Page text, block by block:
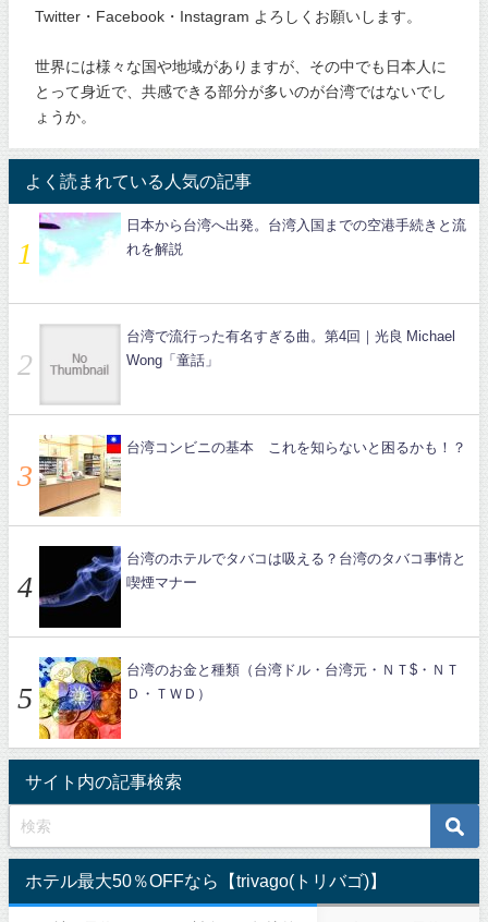
Twitter・Facebook・Instagram よろしくお願いします。
世界には様々な国や地域がありますが、その中でも日本人に
とって身近で、共感できる部分が多いのが台湾ではないでし
ょうか。
よく読まれている人気の記事
日本から台湾へ出発。台湾入国までの空港手続きと流
れを解説
台湾で流行った有名すぎる曲。第4回｜光良 Michael
Wong「童話」
台湾コンビニの基本 これを知らないと困るかも！？
台湾のホテルでタバコは吸える？台湾のタバコ事情と
喫煙マナー
台湾のお金と種類（台湾ドル・台湾元・ＮＴ$・ＮＴ
Ｄ・ＴＷＤ）
サイト内の記事検索
ホテル最大50％OFFなら【trivago(トリバゴ)】